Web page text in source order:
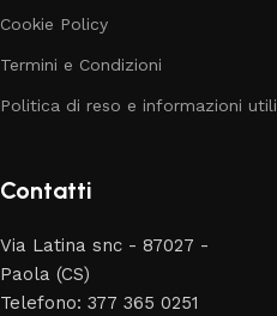
Cookie Policy
Termini e Condizioni
Politica di reso e informazioni utili
Contatti
Via Latina snc - 87027 -
Paola (CS)
Telefono: 377 365 0251